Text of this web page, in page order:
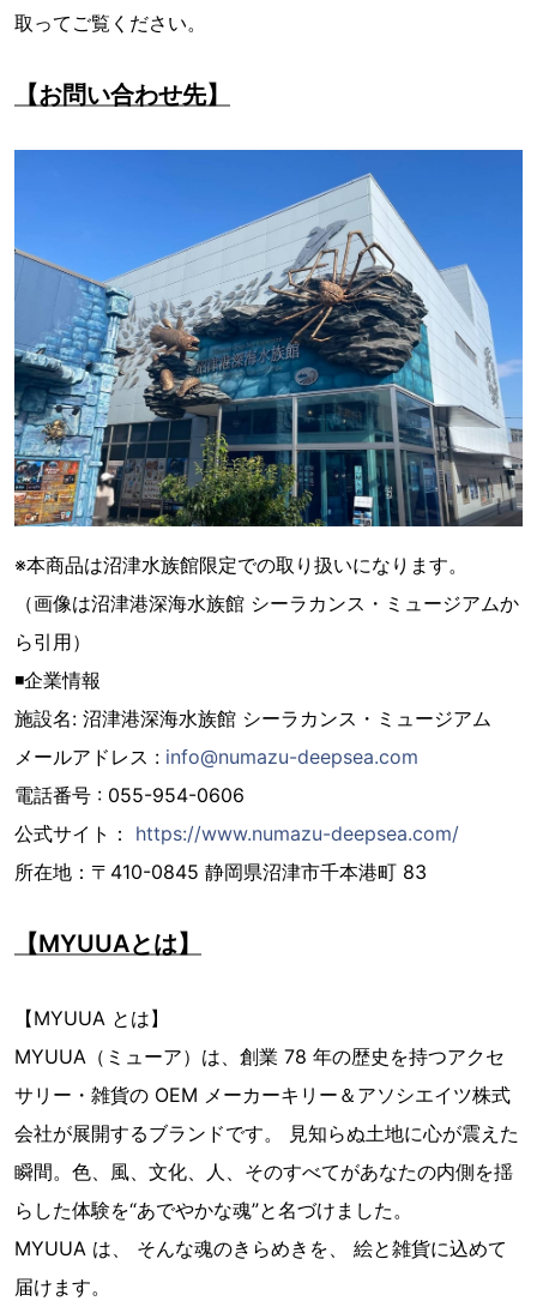
取ってご覧ください。
【お問い合わせ先】
※本商品は沼津⽔族館限定での取り扱いになります。
（画像は沼津港深海⽔族館 シーラカンス・ミュージアムか
ら引⽤）
◾企業情報
施設名: 沼津港深海⽔族館 シーラカンス・ミュージアム
メールアドレス : info@numazu-deepsea.com
電話番号 : 055-954-0606
公式サイト： https://www.numazu-deepsea.com/
所在地：〒410-0845 静岡県沼津市千本港町 83
【MYUUAとは】
【MYUUA とは】
MYUUA（ミューア）は、創業 78 年の歴史を持つアクセ
サリー・雑貨の OEM メーカーキリー＆アソシエイツ株式
会社が展開するブランドです。 ⾒知らぬ⼟地に⼼が震えた
瞬間。⾊、⾵、⽂化、⼈、そのすべてがあなたの内側を揺
らした体験を“あでやかな魂”と名づけました。
MYUUA は、 そんな魂のきらめきを、 絵と雑貨に込めて
届けます。